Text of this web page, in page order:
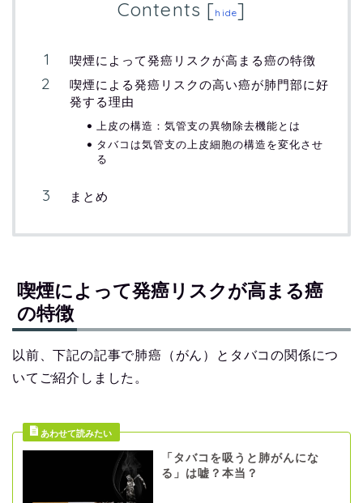
Contents [hide]
喫煙によって発癌リスクが高まる癌の特徴
喫煙による発癌リスクの高い癌が肺門部に好
発する理由
上皮の構造：気管支の異物除去機能とは
タバコは気管支の上皮細胞の構造を変化させ
る
まとめ
喫煙によって発癌リスクが高まる癌
の特徴
以前、下記の記事で肺癌（がん）とタバコの関係につ
いてご紹介しました。
「タバコを吸うと肺がんにな
る」は嘘？本当？